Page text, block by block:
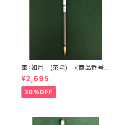
筆：如月 (茶毛) <商品番号1
084>
¥2,695
30%OFF